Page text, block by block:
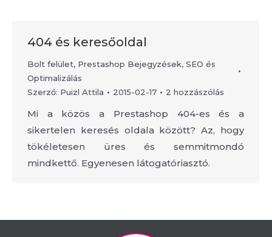
404 és keresőoldal
Bolt felület, Prestashop Bejegyzések, SEO és
Optimalizálás
Szerző: Puizl Attila 2015-02-17 2 hozzászólás
Mi a közös a Prestashop 404-es és a
sikertelen keresés oldala között? Az, hogy
tökéletesen üres és semmitmondó
mindkettő. Egyenesen látogatóriasztó.